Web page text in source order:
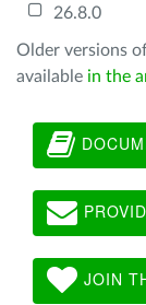
26.8.0
Older versions
available in the
JOIN